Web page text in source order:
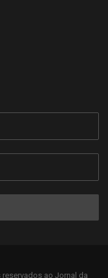
ao Jornal da